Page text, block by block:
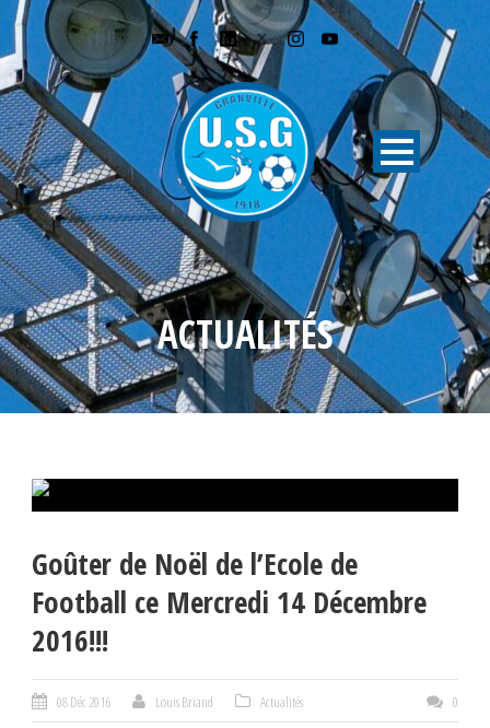
ACTUALITÉS
Goûter de Noël de l’Ecole de
Football ce Mercredi 14 Décembre
2016!!!
08 Déc 2016 Louis Briand Actualités 0